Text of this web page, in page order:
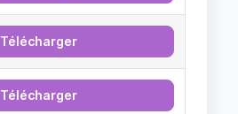
Télécharger
Télécharger